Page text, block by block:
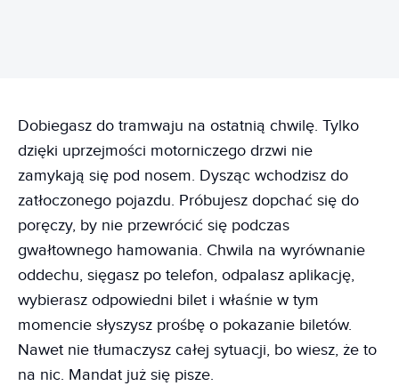
Dobiegasz do tramwaju na ostatnią chwilę. Tylko
dzięki uprzejmości motorniczego drzwi nie
zamykają się pod nosem. Dysząc wchodzisz do
zatłoczonego pojazdu. Próbujesz dopchać się do
poręczy, by nie przewrócić się podczas
gwałtownego hamowania. Chwila na wyrównanie
oddechu, sięgasz po telefon, odpalasz aplikację,
wybierasz odpowiedni bilet i właśnie w tym
momencie słyszysz prośbę o pokazanie biletów.
Nawet nie tłumaczysz całej sytuacji, bo wiesz, że to
na nic. Mandat już się pisze.